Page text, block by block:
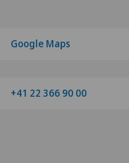
Google Maps
+41 22 366 90 00